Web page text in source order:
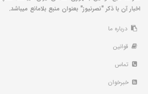
اخبار آن با ذکر "نصرنیوز" بعنوان منبع بلامانع میباشد.
درباره ما
قوانین
تماس
خبرخوان